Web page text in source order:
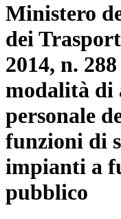
Ministero
dei
2014, n.
modalità di
personale
funzioni di
impianti a
pubblico